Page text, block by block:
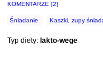
KOMENTARZE [2]
Śniadanie Kaszki, zupy
Typ diety: lakto-wege